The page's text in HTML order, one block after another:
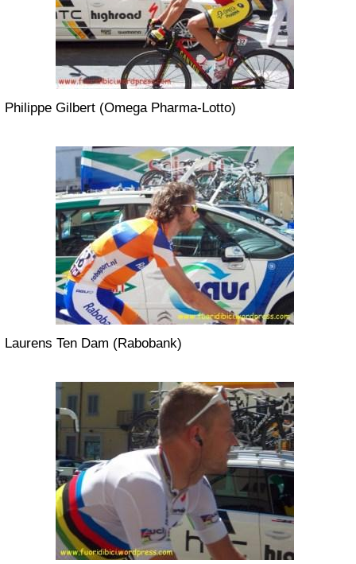
Philippe Gilbert (Omega Pharma-Lotto)
Laurens Ten Dam (Rabobank)